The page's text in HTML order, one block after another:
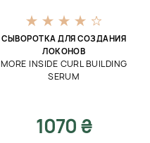
CЫВОРОТКА ДЛЯ СОЗДАНИЯ
ЛОКОНОВ
MORE INSIDE CURL BUILDING
SERUM
1070 ₴